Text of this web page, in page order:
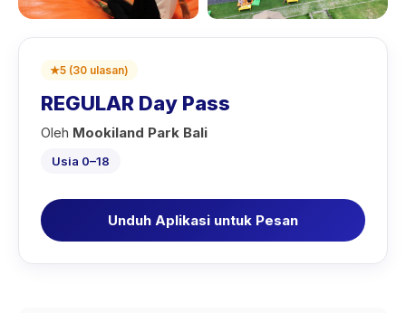
★5 (30 ulasan)
REGULAR Day Pass
Oleh Mookiland Park Bali
Usia 0–18
Unduh Aplikasi untuk Pesan